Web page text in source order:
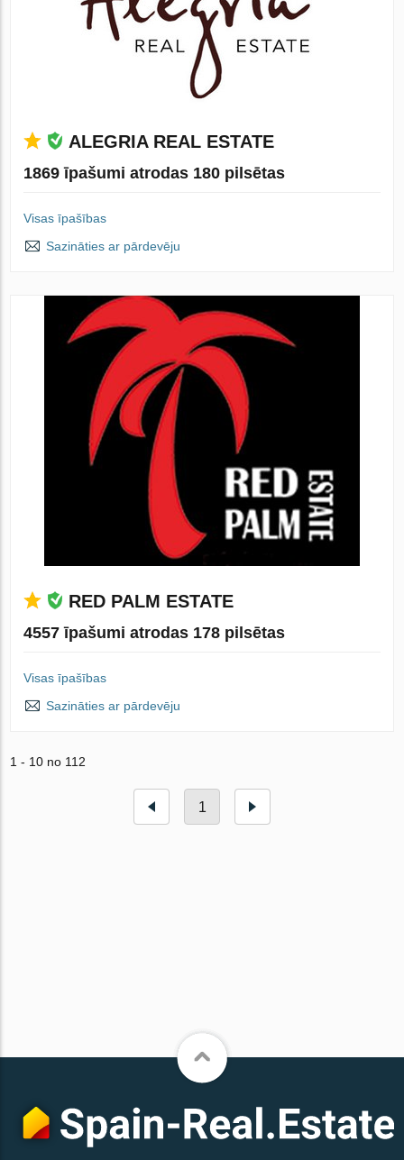
ALEGRIA REAL ESTATE
1869 īpašumi atrodas 180 pilsētas
Visas īpašības
Sazināties ar pārdevēju
RED PALM ESTATE
4557 īpašumi atrodas 178 pilsētas
Visas īpašības
Sazināties ar pārdevēju
1 - 10 no 112
1